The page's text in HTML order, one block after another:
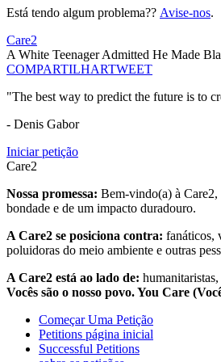
Está tendo algum problema?? Avise-nos.
Care2
A White Teenager Admitted He Made
COMPARTILHARTWEET
"The best way to predict the future is to
- Denis Gabor
Iniciar petição
Care2
Nossa promessa: Bem-vindo(a) à Care2,
bondade e de um impacto duradouro.
A Care2 se posiciona contra: fanáticos,
poluidoras do meio ambiente e outras
A Care2 está ao lado de:
Vocês são o nosso povo. You Care
Começar Uma Petição
Petitions página inicial
Successful Petitions